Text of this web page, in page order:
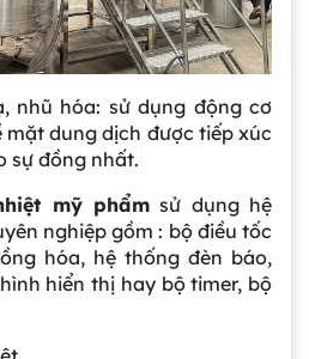
nhũ hóa: sử dụng động cơ
mặt dung dịch được tiếp xúc
sự đồng nhất.
mỹ phẩm sử dụng hệ
nghiệp gồm : bộ điều tốc
hóa, hệ thống đèn báo,
hiển thị hay bộ timer, bộ